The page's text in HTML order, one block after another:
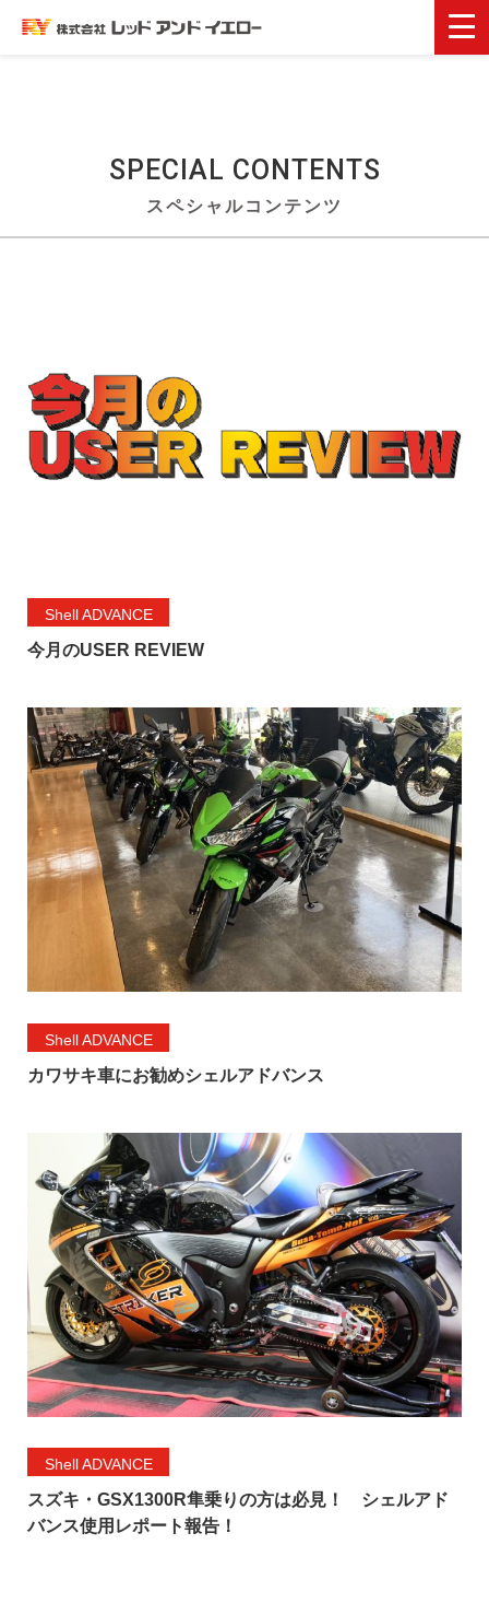
SPECIAL CONTENTS
スペシャルコンテンツ
Shell ADVANCE
今月のUSER REVIEW
Shell ADVANCE
カワサキ車にお勧めシェルアドバンス
Shell ADVANCE
スズキ・GSX1300R隼乗りの方は必見！ シェルアド
バンス使用レポート報告！